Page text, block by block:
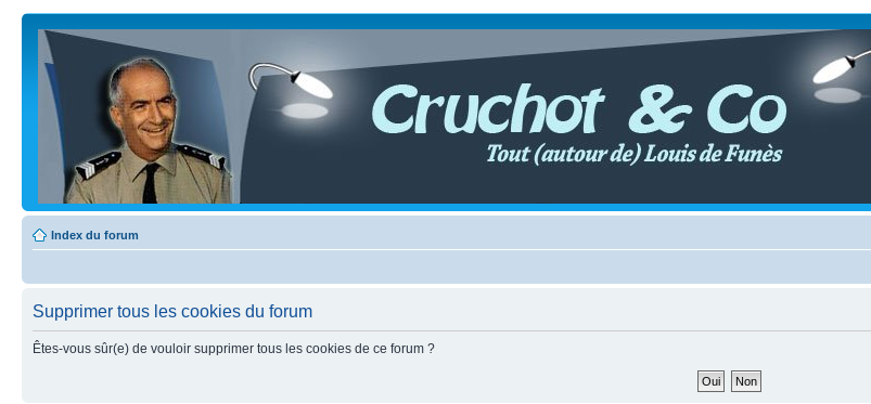
Index du forum
Supprimer tous les cookies du forum
Êtes-vous sûr(e) de vouloir supprimer tous les cookies de ce forum ?